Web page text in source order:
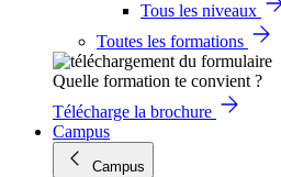
Tous les niveaux
Toutes les formations
Quelle formation te convient ?
Télécharge la brochure
Campus
Campus